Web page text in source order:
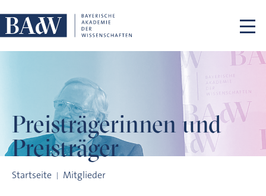
Preisträgerinnen und
Preisträger
Startseite Mitglieder